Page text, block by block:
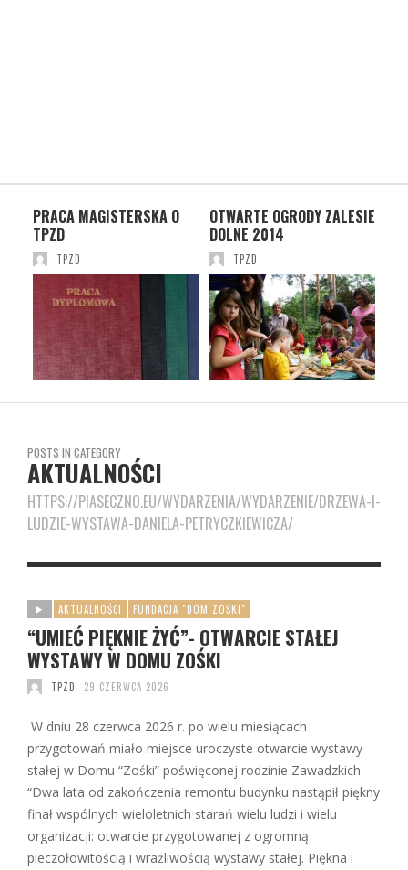
PRACA MAGISTERSKA O
TPZD
TPZD
OTWARTE OGRODY ZALESIE
DOLNE 2014
TPZD
POSTS IN CATEGORY
AKTUALNOŚCI
HTTPS://PIASECZNO.EU/WYDARZENIA/WYDARZENIE/DRZEWA-I-
LUDZIE-WYSTAWA-DANIELA-PETRYCZKIEWICZA/
AKTUALNOŚCI FUNDACJA "DOM ZOŚKI"
“UMIEĆ PIĘKNIE ŻYĆ”- OTWARCIE STAŁEJ
WYSTAWY W DOMU ZOŚKI
TPZD 29 CZERWCA 2026
W dniu 28 czerwca 2026 r. po wielu miesiącach
przygotowań miało miejsce uroczyste otwarcie wystawy
stałej w Domu “Zośki” poświęconej rodzinie Zawadzkich.
“Dwa lata od zakończenia remontu budynku nastąpił piękny
finał wspólnych wieloletnich starań wielu ludzi i wielu
organizacji: otwarcie przygotowanej z ogromną
pieczołowitością i wrażliwością wystawy stałej. Piękna i